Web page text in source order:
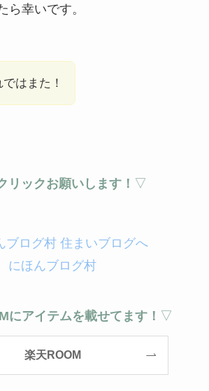
ら幸いです。
ではまた！
リックお願いします！ ▽
にほんブログ村
にアイテムを載せてます！ ▽
楽天ROOM